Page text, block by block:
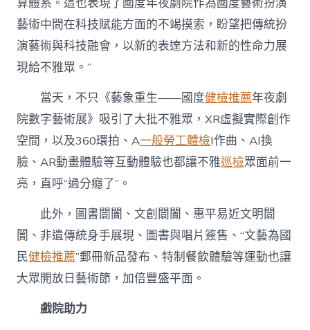
藝術中間在科技賦能方面的不竭摸索，盼望把傳統扮
演藝術與科技融會，以新的表達方法和新的性命力展
現給不雅眾。”
當天，不只《藝象重生——國度健檢推薦年夜劇
院數字藝術展》吸引了大批不雅眾，XR虛擬實際創作
空間，以及360環拍、A一般勞工體檢I作曲、AI換
臉、AR動畫體驗等互動體驗也都讓不雅巡檢眾面前一
亮，直呼“過分癮了”。
此外，圖書闤闠、文創闤闠、惠平易近文明闤
闠、非遺傳統身手展現、圖書與唱片簽售、“文藝為國
民健檢推薦”郵冊新品發布、特制餐飲體驗等運動也讓
大眾開放日藝術節，加倍豐盛平面。
戲院助力